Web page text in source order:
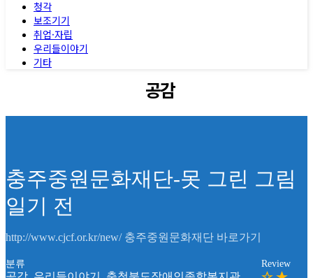
청각
보조기기
취업·자립
우리들이야기
기타
공감
충주중원문화재단-못 그린 그림
일기 전
http://www.cjcf.or.kr/new/ 충주중원문화재단 바로가기
분류 Review